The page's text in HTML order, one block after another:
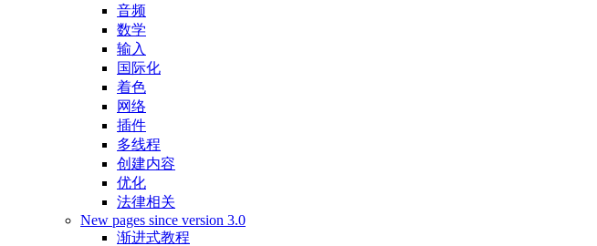
音频
数学
输入
国际化
着色
网络
插件
多线程
创建内容
优化
法律相关
New pages since version 3.0
渐进式教程